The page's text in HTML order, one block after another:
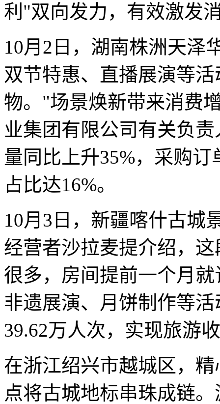
利"双向发力，有效激发
10月2日，湖南株洲天泽
双节特惠、直播展演等
物。"场景焕新带来消费
业集团有限公司有关负
量同比上升35%，采购
占比达16%。
10月3日，新疆喀什古城
经营者沙拉麦提介绍，
很多，房间提前一个月
非遗展演、月饼制作等
39.62万人次，实现旅游
在浙江绍兴市越城区，
点将古城地标串珠成链